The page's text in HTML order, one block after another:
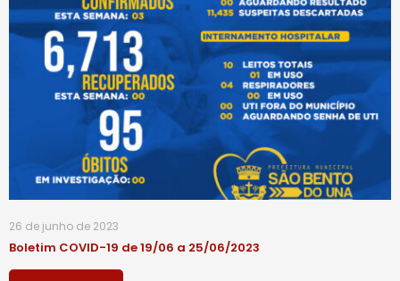
26 de junho de 2023
Boletim COVID-19 de 19/06 a 25/06/2023